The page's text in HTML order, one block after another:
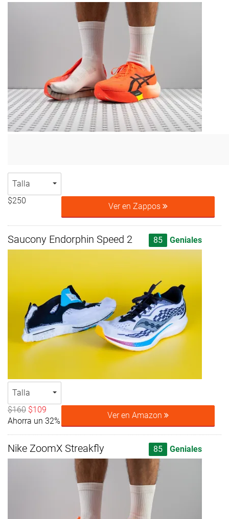
Talla
$250
Ver en Zappos
Saucony Endorphin Speed 2 85 Geniales
Talla
$160 $109
Ahorra un 32%
Ver en Amazon
Nike ZoomX Streakfly 85 Geniales